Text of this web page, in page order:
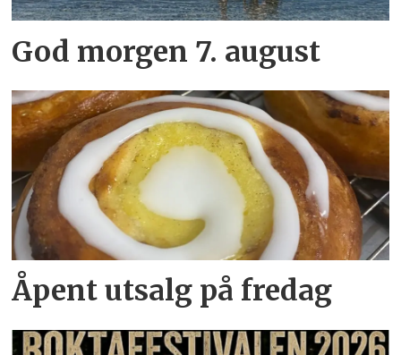
God morgen 7. august
Åpent utsalg på fredag